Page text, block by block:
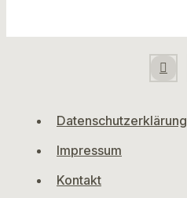
Datenschutzerklärung
Impressum
Kontakt